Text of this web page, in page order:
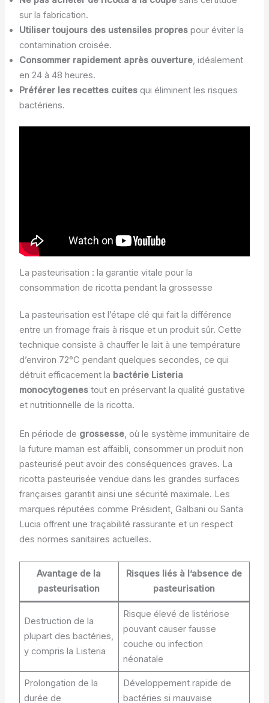
sur la fabrication.
Utiliser toujours des ustensiles proprespour éviter la
contamination croisée.
Consommer rapidement après ouverture, idéalement
en 24 à 48 heures.
Préférer les recettes cuitesqui éliminent les risques
bactériens.
La pasteurisation : la garantie vitale pour la
consommation de ricotta pendant la grossesse
La pasteurisation est l’étape clé qui fait la différence
entre un fromage frais à risque et un produit sûr. Cette
technique consiste à chauffer le lait à une température
d’environ 72°C pendant quelques secondes, ce qui
détruit efficacement la bactérie Listeria
monocytogenestout en préservant la qualité gustative
et nutritionnelle de la ricotta.
En période de grossesse, où le système immunitaire de
la future maman est affaibli, consommer un produit non
pasteurisé peut avoir des conséquences graves. La
ricotta pasteurisée vendue dans les grandes surfaces
françaises garantit ainsi une sécurité maximale. Les
marques réputées comme Président, Galbani ou Santa
Lucia offrent une traçabilité rassurante et un respect
des normes sanitaires actuelles.
Avantage de la
pasteurisation
Risques liés à l’absence de
pasteurisation
Destruction de la
plupart des bactéries,
y compris la Listeria
Risque élevé de listériose
pouvant causer fausse
couche ou infection
néonatale
Prolongation de la
durée de
Développement rapide de
bactéries si mauvaise